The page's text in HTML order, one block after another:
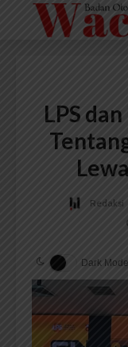
LPS
Redaksi
Dark